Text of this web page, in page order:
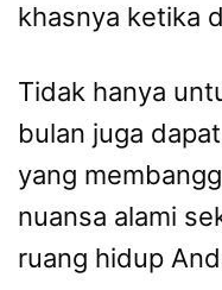
khasnya ketika
Tidak hanya
bulan juga
yang
nuansa alami
ruang hidup